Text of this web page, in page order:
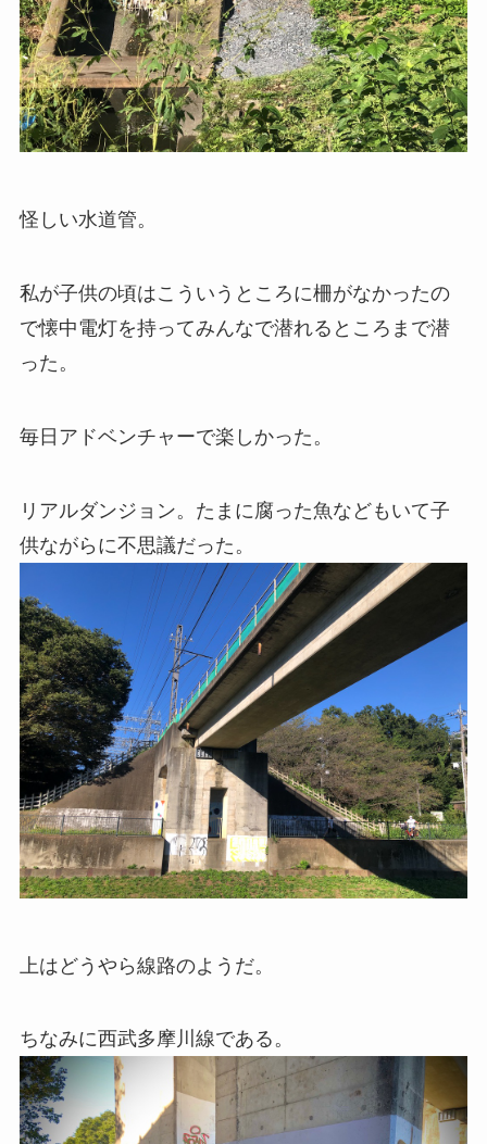
怪しい水道管。
私が子供の頃はこういうところに柵がなかったの
で懐中電灯を持ってみんなで潜れるところまで潜
った。
毎日アドベンチャーで楽しかった。
リアルダンジョン。たまに腐った魚などもいて子
供ながらに不思議だった。
上はどうやら線路のようだ。
ちなみに西武多摩川線である。